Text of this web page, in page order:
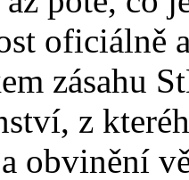
oficiálně
zásahu
z
obvinění